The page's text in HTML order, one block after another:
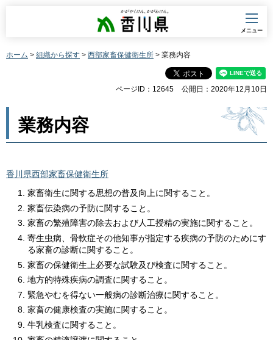
香川県
メニュー
ホーム > 組織から探す > 西部家畜保健衛生所 > 業務内容
ページID：12645 公開日：2020年12月10日
業務内容
香川県西部家畜保健衛生所
家畜衛生に関する思想の普及向上に関すること。
家畜伝染病の予防に関すること。
家畜の繁殖障害の除去および人工授精の実施に関すること。
寄生虫病、骨軟症その他知事が指定する疾病の予防のためにす
る家畜の診断に関すること。
家畜の保健衛生上必要な試験及び検査に関すること。
地方的特殊疾病の調査に関すること。
緊急やむを得ない一般病の診断治療に関すること。
家畜の健康検査の実施に関すること。
牛乳検査に関すること。